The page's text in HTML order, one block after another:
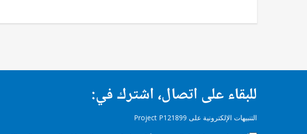
للبقاء على اتصال، اشترك في:
التنبيهات الإلكترونية على Project P121899